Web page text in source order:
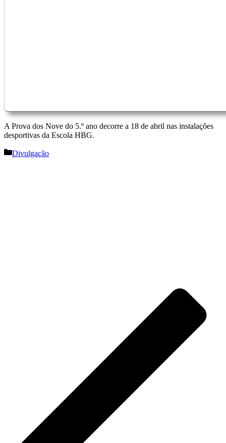
A Prova dos Nove do 5.º ano decorre a 18 de abril nas instalações
desportivas da Escola HBG.
Categorias
Divulgação